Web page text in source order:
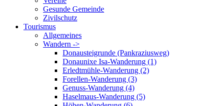
Gesunde Gemeinde
Zivilschutz
Tourismus
Allgemeines
Wandern ->
Donausteigrunde (Pankraziusweg)
Donaunixe Isa-Wanderung (1)
Erledtmühle-Wanderung (2)
Forellen-Wanderung (3)
Genuss-Wanderung (4)
Haselmaus-Wanderung (5)